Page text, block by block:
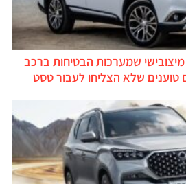
שמערכות הבטיחות ברכב
שלא הצליחו לעבור טסט